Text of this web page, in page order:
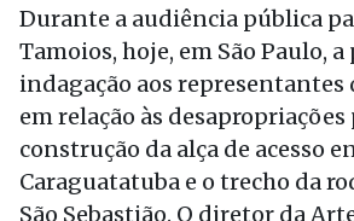
Durante a audiência pública
Tamoios, hoje, em São Paulo,
indagação aos representantes
em relação às desapropriações
construção da alça de acesso
Caraguatatuba e o trecho da
São Sebastião. O diretor da